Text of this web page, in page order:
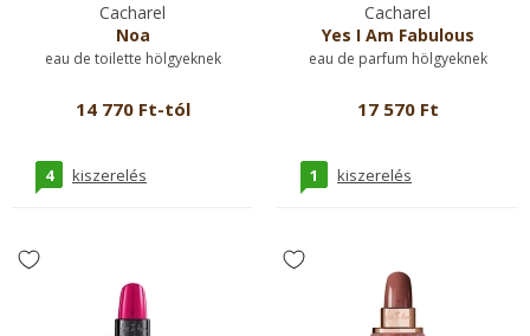
Cacharel
Noa
eau de toilette hölgyeknek
14 770 Ft-tól
4 kiszerelés
Cacharel
Yes I Am Fabulous
eau de parfum hölgyeknek
17 570 Ft
1 kiszerelés